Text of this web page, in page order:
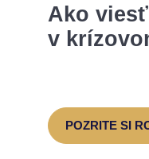
Ako
v
POZRITE SI